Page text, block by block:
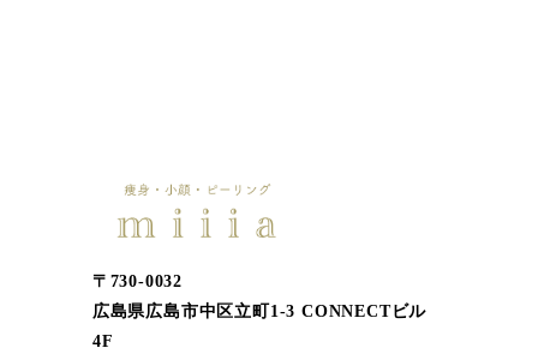
〒730-0032
広島県広島市中区立町1-3 CONNECTビル
4F